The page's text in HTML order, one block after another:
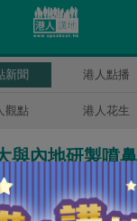
新聞 港人點播
觀點 港人花生
與內地研製噴